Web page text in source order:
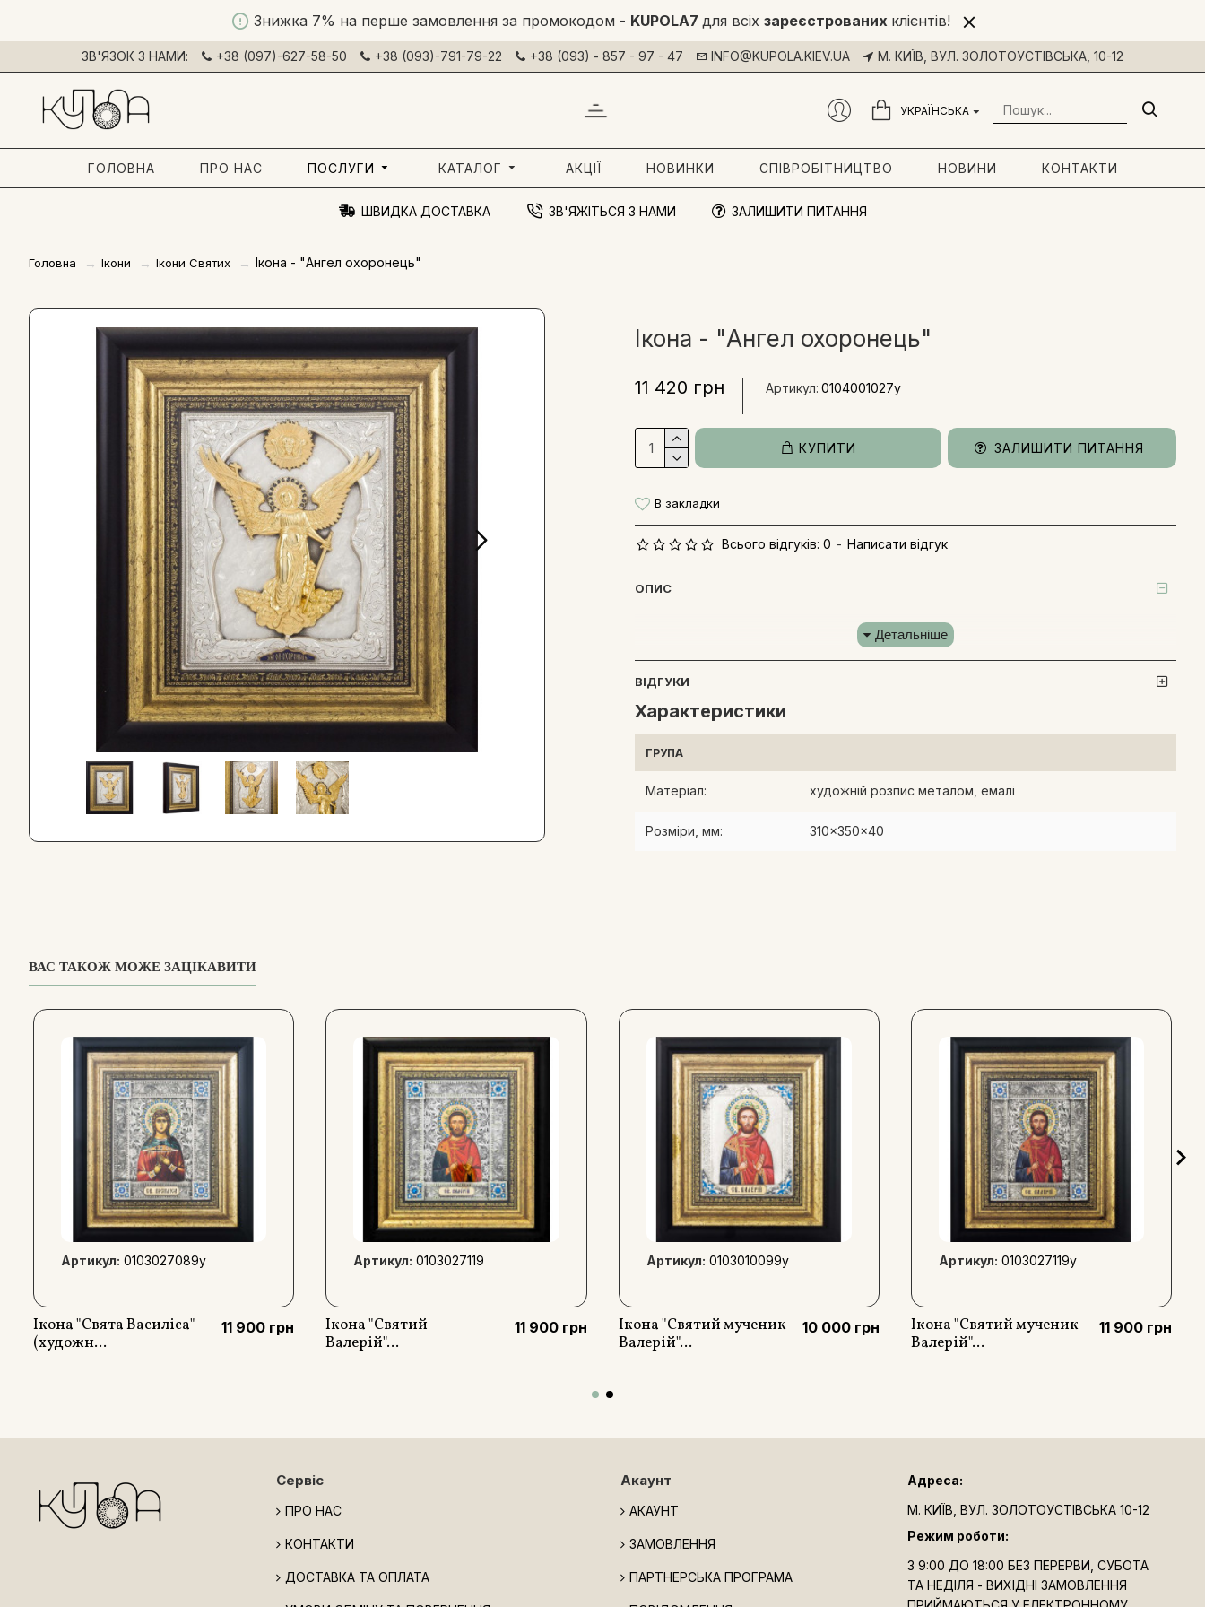
Знижка 7% на перше замовлення за промокодом - KUPOLA7 для всіх зареєстрованих клієнтів!
ЗВ'ЯЗОК З НАМИ: +38 (097)-627-58-50 +38 (093)-791-79-22 +38 (093) - 857 - 97 - 47 INFO@KUPOLA.KIEV.UA М. КИЇВ, ВУЛ. ЗОЛОТОУСТІВСЬКА, 10-12
УКРАЇНСЬКА
ГОЛОВНА ПРО НАС ПОСЛУГИ КАТАЛОГ АКЦІЇ НОВИНКИ СПІВРОБІТНИЦТВО НОВИНИ КОНТАКТИ
ШВИДКА ДОСТАВКА ЗВ'ЯЖІТЬСЯ З НАМИ ЗАЛИШИТИ ПИТАННЯ
Головна Ікони Ікони Святих Ікона - "Ангел охоронець"
Ікона - "Ангел охоронець"
Всього відгуків: 0 - Написати відгук
11 420 грн Артикул: 0104001027y
КУПИТИ ЗАЛИШИТИ ПИТАННЯ
В закладки
ОПИС
ВІДГУКИ
Характеристики
ГРУПА
Матеріал: художній розпис металом, емалі
Розміри, мм: 310x350x40
ВАС ТАКОЖ МОЖЕ ЗАЦІКАВИТИ
Артикул: 0103027089y
Ікона "Свята Василіса"
(художн...
11 900 грн
Артикул: 0103027119
Ікона "Святий
Валерій"...
11 900 грн
Артикул: 0103010099y
Ікона "Святий мученик
Валерій"...
10 000 грн
Артикул: 0103027119y
Ікона "Святий мученик
Валерій"...
11 900 грн
Сервіс
ПРО НАС
КОНТАКТИ
ДОСТАВКА ТА ОПЛАТА
Акаунт
АКАУНТ
ЗАМОВЛЕННЯ
ПАРТНЕРСЬКА ПРОГРАМА
Адреса:
М. КИЇВ, ВУЛ. ЗОЛОТОУСТІВСЬКА 10-12
Режим роботи:
З 9:00 ДО 18:00 БЕЗ ПЕРЕРВИ, СУБОТА
ТА НЕДІЛЯ - ВИХІДНІ ЗАМОВЛЕННЯ